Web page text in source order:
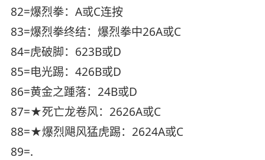
82=爆烈拳：A或C连按
83=爆烈拳终结：爆烈拳中26A或C
84=虎破脚：623B或D
85=电光踢：426B或D
86=黄金之踵落：24B或D
87=★死亡龙卷风：2626A或C
88=★爆烈飓风猛虎踢：2624A或C
89=.